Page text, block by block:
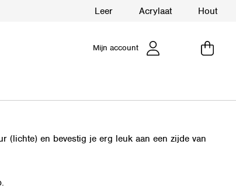
Leer Acrylaat Hout
Mijn account
(lichte) en bevestig je erg leuk aan een zijde van